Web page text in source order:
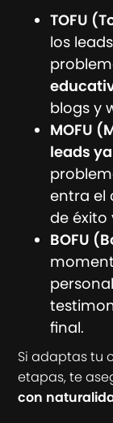
TOFU
los
blogs y
MOFU
leads
entra el
de éxito
BOFU
final.
Si adaptas tu
etapas, te
con